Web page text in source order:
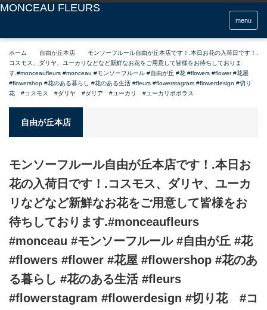
menu
ホーム 自由が丘本店
モンソーフルール自由が丘本店です！.本日お花の入荷日です！.
コスモス、ダリヤ、ユーカリなどなど新鮮なお花をご用意して皆様をお待ちしておりま
す.#monceaufleurs #monceau #モンソーフルール #自由が丘 #花 #flowers #flower #花屋
#flowershop #花のある暮らし #花のある生活 #fleurs #flowerstagram #flowerdesign #切り
花 #コスモス #ダリヤ #ダリア #ユーカリ #ユーカリポポラス
自由が丘本店
モンソーフルール自由が丘本店です！.本日お
花の入荷日です！.コスモス、ダリヤ、ユーカ
リなどなど新鮮なお花をご用意して皆様をお
待ちしております.#monceaufleurs
#monceau #モンソーフルール #自由が丘 #花
#flowers #flower #花屋 #flowershop #花のあ
る暮らし #花のある生活 #fleurs
#flowerstagram #flowerdesign #切り花 #コ